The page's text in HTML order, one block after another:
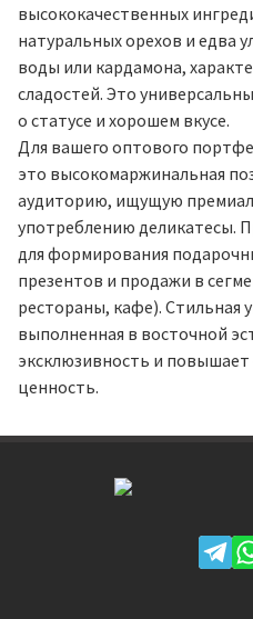
высококачественных
натуральных орехов и едва
воды или кардамона,
сладостей. Это
о статусе и хорошем вкусе.
Для вашего оптового
это высокомаржинальная
аудиторию, ищущую
употреблению деликатесы.
для формирования
презентов и продажи в
рестораны, кафе). Стильная
выполненная в восточной
эксклюзивность и
ценность.